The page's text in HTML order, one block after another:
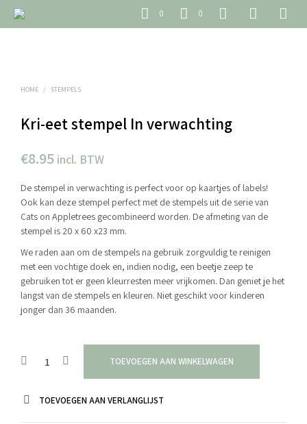
0 0
HOME / STEMPELS
Kri-eet stempel In verwachting
€8.95 incl. BTW
De stempel in verwachting is perfect voor op kaartjes of labels!
Ook kan deze stempel perfect met de stempels uit de serie van
Cats on Appletrees gecombineerd worden. De afmeting van de
stempel is 20 x 60 x23 mm.
We raden aan om de stempels na gebruik zorgvuldig te reinigen
met een vochtige doek en, indien nodig, een beetje zeep te
gebruiken tot er geen kleurresten meer vrijkomen. Dan geniet je het
langst van de stempels en kleuren. Niet geschikt voor kinderen
jonger dan 36 maanden.
TOEVOEGEN AAN WINKELWAGEN
TOEVOEGEN AAN VERLANGLIJST